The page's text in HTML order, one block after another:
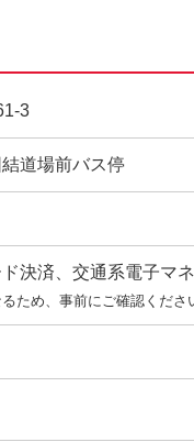
3
道場前バス停
決済、交通系電子マ
ため、事前にご確認くださ